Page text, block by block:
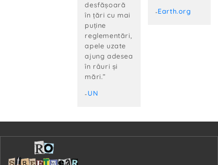
desfășoară
în țări cu mai
puține
reglementări,
apele uzate
ajung adesea
în râuri și
mări.”
- UN
-Earth.org